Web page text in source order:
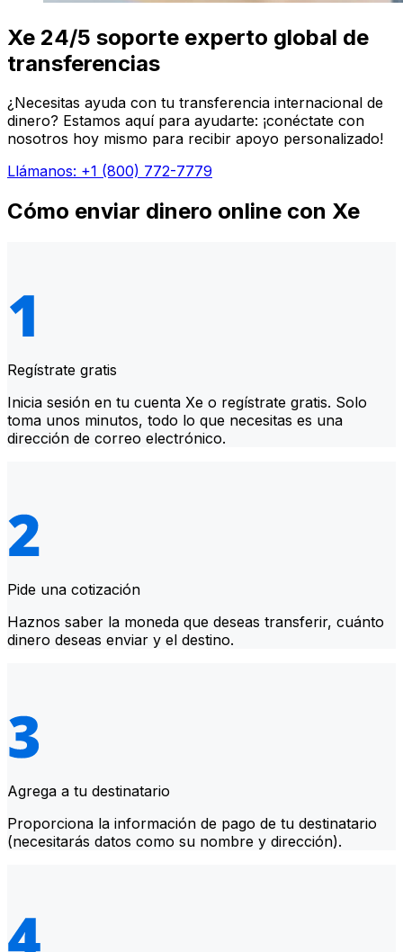
Xe 24/5 soporte experto global de
transferencias
¿Necesitas ayuda con tu transferencia internacional de
dinero? Estamos aquí para ayudarte: ¡conéctate con
nosotros hoy mismo para recibir apoyo personalizado!
Llámanos: +1 (800) 772-7779
Cómo enviar dinero online con Xe
Regístrate gratis
Inicia sesión en tu cuenta Xe o regístrate gratis. Solo
toma unos minutos, todo lo que necesitas es una
dirección de correo electrónico.
Pide una cotización
Haznos saber la moneda que deseas transferir, cuánto
dinero deseas enviar y el destino.
Agrega a tu destinatario
Proporciona la información de pago de tu destinatario
(necesitarás datos como su nombre y dirección).